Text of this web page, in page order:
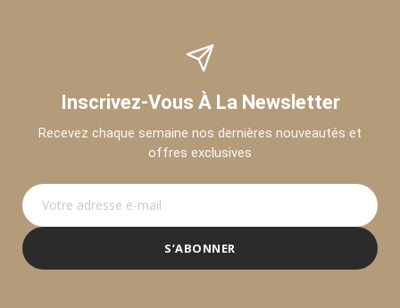
Inscrivez-Vous À La Newsletter
Recevez chaque semaine nos dernières nouveautés et
offres exclusives
S’ABONNER